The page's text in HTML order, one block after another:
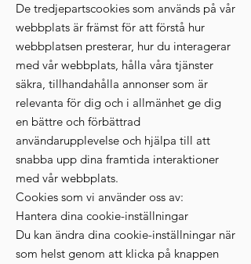
De tredjepartscookies som används på vår
webbplats är främst för att förstå hur
webbplatsen presterar, hur du interagerar
med vår webbplats, hålla våra tjänster
säkra, tillhandahålla annonser som är
relevanta för dig och i allmänhet ge dig
en bättre och förbättrad
användarupplevelse och hjälpa till att
snabba upp dina framtida interaktioner
med vår webbplats.
Cookies som vi använder oss av:
Hantera dina cookie-inställningar
Du kan ändra dina cookie-inställningar när
som helst genom att klicka på knappen